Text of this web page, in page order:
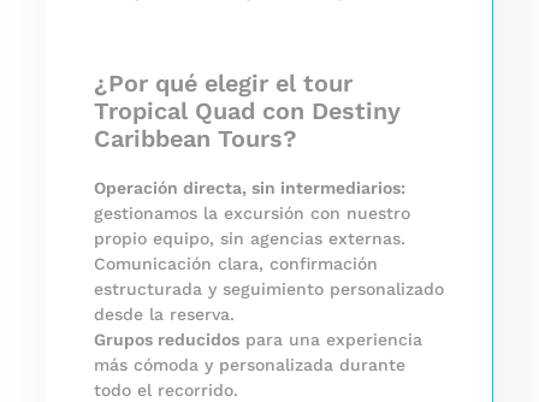
¿Por qué elegir el tour
Tropical Quad con Destiny
Caribbean Tours?
Operación directa, sin intermediarios:
gestionamos la excursión con nuestro
propio equipo, sin agencias externas.
Comunicación clara, confirmación
estructurada y seguimiento personalizado
desde la reserva.
Grupos reducidos para una experiencia
más cómoda y personalizada durante
todo el recorrido.